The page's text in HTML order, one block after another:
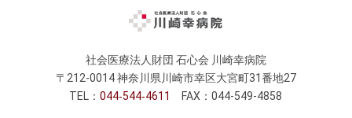
社会医療法人財団 石心会 川崎幸病院
〒212-0014 神奈川県川崎市幸区大宮町31番地27
TEL：044 544 4611 FAX：044-549-4858